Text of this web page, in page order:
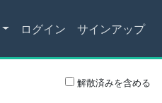
ログイン サインアップ
解散済みを含める